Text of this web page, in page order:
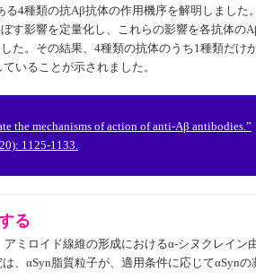
4種類の抗Aβ抗体の作用機序を解明しました
す影響を定量化し、これらの影響を各抗体の
た。その結果、4種類の抗体のうち1種類だけが
いることが示されました。
the mechanisms of action of anti-Aβ antibodies.”
1125-1133.
る
ミロイド線維の形成におけるα-シヌクレイン
、αSyn脂質粒子が、適用条件に応じてαSynの